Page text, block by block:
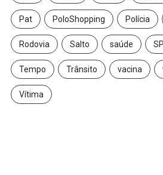
Pat PoloShopping Polícia
Rodovia Salto saúde
Tempo Trânsito vacina
Vítima